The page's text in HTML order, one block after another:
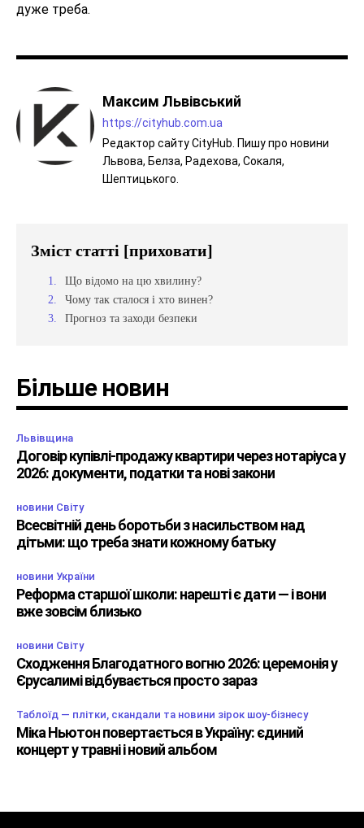
дуже треба.
Максим Львівський
https://cityhub.com.ua
Редактор сайту CityHub. Пишу про новини
Львова, Белза, Радехова, Сокаля,
Шептицького.
Зміст статті [приховати]
Що відомо на цю хвилину?
Чому так сталося і хто винен?
Прогноз та заходи безпеки
Більше новин
Львівщина
Договір купівлі-продажу квартири через нотаріуса у
2026: документи, податки та нові закони
новини Світу
Всесвітній день боротьби з насильством над
дітьми: що треба знати кожному батьку
новини України
Реформа старшої школи: нарешті є дати — і вони
вже зовсім близько
новини Світу
Сходження Благодатного вогню 2026: церемонія у
Єрусалимі відбувається просто зараз
Таблоїд — плітки, скандали та новини зірок шоу-бізнесу
Міка Ньютон повертається в Україну: єдиний
концерт у травні і новий альбом